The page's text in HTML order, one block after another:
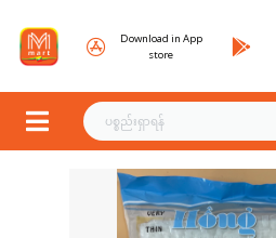
Download in App
store